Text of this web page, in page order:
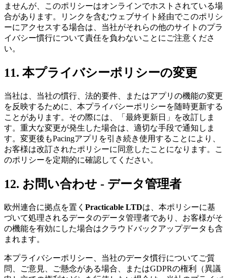
ませんが、このポリシーはオンラインでホストされている場
合があります。リンクを含むウェブサイト経由でこのポリシ
ーにアクセスする場合は、当社がそれらの他のサイトのプラ
イバシー慣行について責任を負わないことにご注意くださ
い。
11. 本プライバシーポリシーの変更
当社は、当社の慣行、法的要件、またはアプリの機能の変更
を反映するために、本プライバシーポリシーを随時更新する
ことがあります。その際には、「最終更新日」を改訂しま
す。重大な変更が発生した場合は、適切な手段で通知しま
す。変更後もPacingアプリを引き続き使用することにより、
お客様は改訂されたポリシーに同意したことになります。こ
のポリシーを定期的に確認してください。
12. お問い合わせ - データ管理者
欧州連合に拠点を置く Practicable LTDは、本ポリシーに基
づいて処理されるデータのデータ管理者であり、お客様がそ
の機能を有効にした場合はクラウドバックアップデータも含
まれます。
本プライバシーポリシー、当社のデータ慣行についてご質
問、ご意見、ご懸念がある場合、またはGDPRの権利（異議